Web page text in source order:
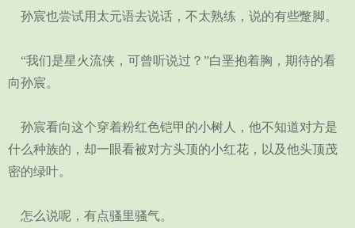
孙宸也尝试用太元语去说话，不太熟练，说的有些蹩脚。
“我们是星火流侠，可曾听说过？”白垩抱着胸，期待的看
向孙宸。
孙宸看向这个穿着粉红色铠甲的小树人，他不知道对方是
什么种族的，却一眼看被对方头顶的小红花，以及他头顶茂
密的绿叶。
怎么说呢，有点骚里骚气。